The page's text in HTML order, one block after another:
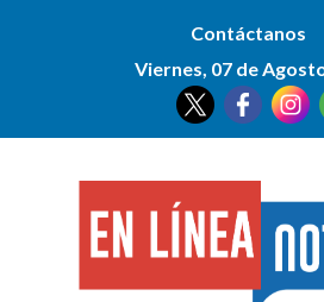
Contáctanos
Viernes, 07 de